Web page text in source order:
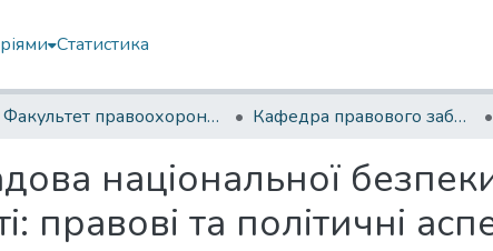
Статистика
Факультет правоохоронної діяльності Кафедра правового забезпечення та правоохоронної діяльності Національної гвардії України
національної
правові та політичні